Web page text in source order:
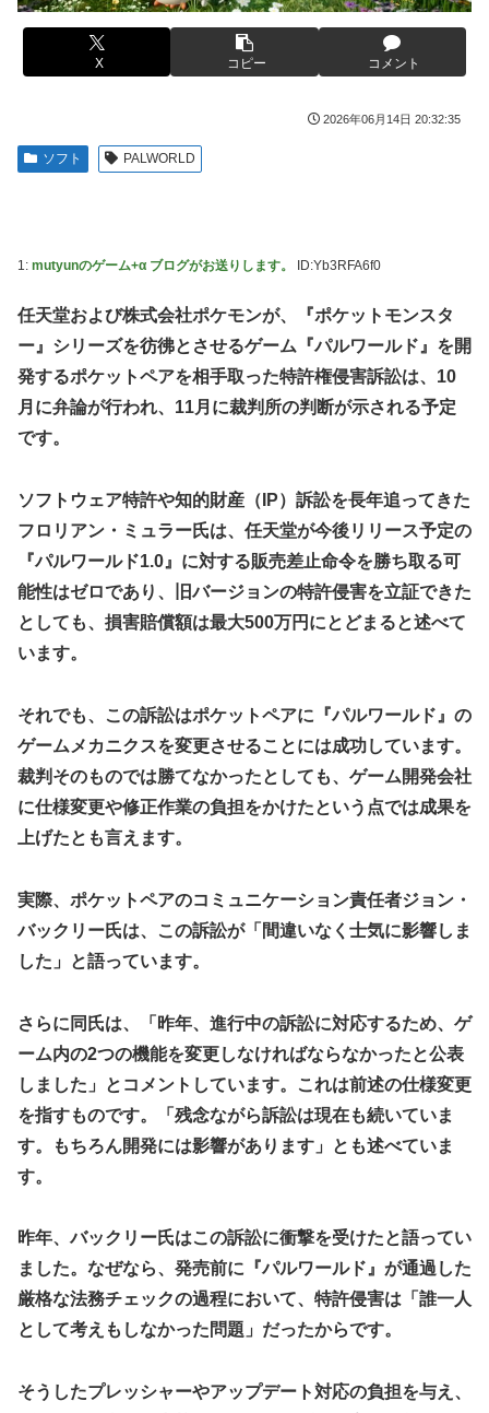
New!
女芸人の吉住さん（36）メイクしたら普通に美人の部
類だったと判明ｗｗｗｗｗｗｗｗｗ
New!
韓国人「韓国が米韓通貨スワップ交渉に全力を注ぐべ
並ぶとチンチクリンに見えてしまう
New!
女芸人の吉住さん（36）メイクしたら普通に美人の部
類だったと判明ｗｗｗｗｗｗｗｗｗ
New!
大竹しのぶ「戦争放棄の国であり続けよう」←この投
New!
「ドラクエ11」攻略感想(54/クリア後)マルティナの
「しんぴのビスチェ」可愛い！そしてメドローアやギガバー
ストきたー！
New! 私の彼に裏表がなさすぎる 第3話
【虹ヶ咲】「夏はせつ泣き」がキャッチコピーの映画
【ラブライブ！】
【悲報】ハンターハンター連載再開の様子、全くない
ｗｗｗｗｗｗｗｗｗｗｗｗｗ
【日向坂46】Zepp Osaka、客席が想像以上にヤバ
い…
New!
【艦これ】今回ソ連艦てまたユーロの仲間入りしとん
New!
【速報】とある魔術の禁書目録、最新刊でヒロイン戦
争決着wwwwwwwwwwwww
New!
海外「日本なんて行くんじゃなかった…」 日本を知
態に
New! 【ウマ娘】セイちゃんの攻撃力を見よ！！！
New!
LIAR GAME -ライアーゲーム- 第17話 感想：秋山さ
んの逆転の策がバレちゃった！
New!
FF4とかいうカッコいい竜騎士が活躍するゲーム最高
New! 【画像】 YouTubeコメント欄、キレッキレ
New!
【デレマス】 仮面ライダーバロンＰ第２話「蒼翼の
乙女」
New!
やる夫のダンジョン運営記183-雑談所ネタ118 懺悔小
New!
【虹ヶ咲】「夏はせつ泣き」がキャッチコピーの映画
【ラブライブ！】
フジテレビ「2026 FORMULA1 サマーブレイクSP」
お前ら「日本も核武装汁！」←１万発の核弾頭どこに
New!
海外「日本なんて行くんじゃなかった…」 日本を知
いの…？」
New!
【悲報】コメ卸大手さん、営業利益83％減 高値で買
い込んだ米が売れず「損切り祭り」開幕へ
【避難所】キッチンカー、から揚げや麺類提供 40代
女性「最高、パン中心の生活には飽き飽きしていて、野菜不
足も感じていた」→時事通信タイトル「パン...
New!
実。」
【九州名物】鶏刺し食べた医師、全身麻痺へ…「死んだほう
が良かったと思っていた」
野田昇吾、初の準優進出目前も「一回希望」で賞典除外
高市政権に媚びて偏向報道まみれの産経新聞、コスト上昇に
耐えられず東北6県撤退を発表
X コピー コメント
2026年06月14日 20:32:35
ソフト PALWORLD
1: mutyunのゲーム+α ブログがお送りします。 ID:Yb3RFA6f0
任天堂および株式会社ポケモンが、『ポケットモンスタ
ー』シリーズを彷彿とさせるゲーム『パルワールド』を開
発するポケットペアを相手取った特許権侵害訴訟は、10
月に弁論が行われ、11月に裁判所の判断が示される予定
です。
ソフトウェア特許や知的財産（IP）訴訟を長年追ってきた
フロリアン・ミュラー氏は、任天堂が今後リリース予定の
『パルワールド1.0』に対する販売差止命令を勝ち取る可
能性はゼロであり、旧バージョンの特許侵害を立証できた
としても、損害賠償額は最大500万円にとどまると述べて
います。
それでも、この訴訟はポケットペアに『パルワールド』の
ゲームメカニクスを変更させることには成功しています。
裁判そのものでは勝てなかったとしても、ゲーム開発会社
に仕様変更や修正作業の負担をかけたという点では成果を
上げたとも言えます。
実際、ポケットペアのコミュニケーション責任者ジョン・
バックリー氏は、この訴訟が「間違いなく士気に影響しま
した」と語っています。
さらに同氏は、「昨年、進行中の訴訟に対応するため、ゲ
ーム内の2つの機能を変更しなければならなかったと公表
しました」とコメントしています。これは前述の仕様変更
を指すものです。「残念ながら訴訟は現在も続いていま
す。もちろん開発には影響があります」とも述べていま
す。
昨年、バックリー氏はこの訴訟に衝撃を受けたと語ってい
ました。なぜなら、発売前に『パルワールド』が通過した
厳格な法務チェックの過程において、特許侵害は「誰一人
として考えもしなかった問題」だったからです。
そうしたプレッシャーやアップデート対応の負担を与え、